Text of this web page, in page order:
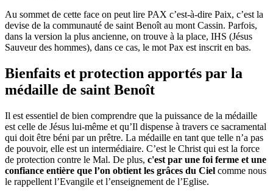
Au sommet de cette face on peut lire PAX c’est-à-dire Paix, c’est la
devise de la communauté de saint Benoît au mont Cassin. Parfois,
dans la version la plus ancienne, on trouve à la place, IHS (Jésus
Sauveur des hommes), dans ce cas, le mot Pax est inscrit en bas.
Bienfaits et protection apportés par la
médaille de saint Benoît
Il est essentiel de bien comprendre que la puissance de la médaille
est celle de Jésus lui-même et qu’Il dispense à travers ce sacramental
qui doit être béni par un prêtre. La médaille en tant que telle n’a pas
de pouvoir, elle est un intermédiaire. C’est le Christ qui est la force
de protection contre le Mal. De plus, c'est par une foi ferme et une
confiance entière que l’on obtient les grâces du Ciel comme nous
le rappellent l’Evangile et l’enseignement de l’Eglise.